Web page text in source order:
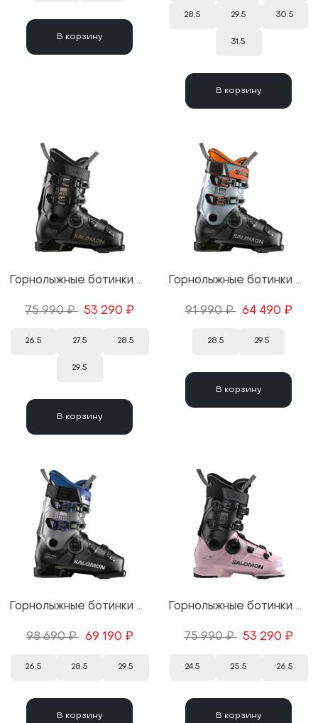
В корзину
28.5 29.5 30.5
31.5
В корзину
Горнолыжные ботинки Salomon S/Pro Delta BOA 100 GW Black/Titanium Met. Pd 25/26
75 990 ₽ 53 290 ₽
26.5 27.5 28.5
29.5
В корзину
Горнолыжные ботинки Salomon S/Pro Delta BOA 120 GW Black/Arona/Silver Met. 25/26
91 990 ₽ 64 490 ₽
28.5 29.5
В корзину
Горнолыжные ботинки Salomon S/Pro Delta BOA 130 GW Black/Steel Gray/Race Blue 25/26
98 690 ₽ 69 190 ₽
26.5 28.5 29.5
В корзину
Горнолыжные ботинки Salomon S/Pro Supra BOA 95 W GW Rose Shadow/Black 25/26
75 990 ₽ 53 290 ₽
24.5 25.5 26.5
В корзину